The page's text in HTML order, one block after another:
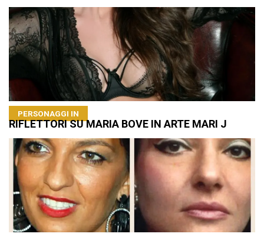
PERSONAGGI IN
RIFLETTORI SU MARIA BOVE IN ARTE MARI J